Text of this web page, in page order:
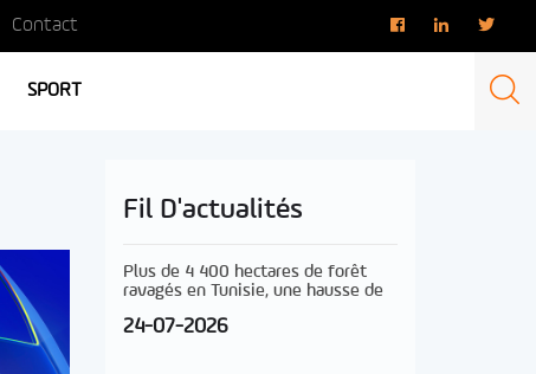
Contact
SPORT
Fil D'actualités
Plus de 4 400 hectares de forêt
ravagés en Tunisie, une hausse de
24-07-2026